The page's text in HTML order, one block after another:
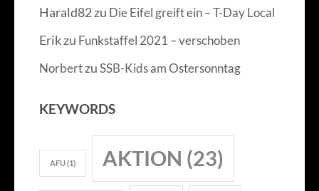
Harald82zu Die Eifel greift ein – T-Day Local
Erikzu Funkstaffel 2021 – verschoben
NorbertzuSSB-Kids am Ostersonntag
KEYWORDS
AFU(1) AKTION (23)